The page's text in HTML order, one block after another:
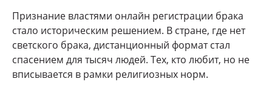
Признание властями онлайн регистрации брака
стало историческим решением. В стране, где нет
светского брака, дистанционный формат стал
спасением для тысяч людей. Тех, кто любит, но не
вписывается в рамки религиозных норм.